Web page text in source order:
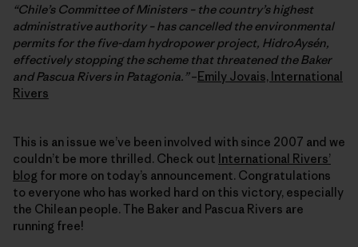
“Chile’s Committee of Ministers – the country’s highest
administrative authority – has cancelled the environmental
permits for the five-dam hydropower project, HidroAysén,
effectively stopping the scheme that threatened the Baker
and Pascua Rivers in Patagonia.”–Emily Jovais, International
Rivers
This is an issue we’ve been involved with since 2007 and we
couldn’t be more thrilled. Check out International Rivers’
blog for more on today’s announcement. Congratulations
to everyone who has worked hard on this victory, especially
the Chilean people. The Baker and Pascua Rivers are
running free!